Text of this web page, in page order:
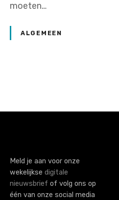
moeten…
ALGEMEEN
o
s
n
Meld je aan voor onze
wekelijkse digitale
nieuwsbrief of volg ons op
één van onze social media